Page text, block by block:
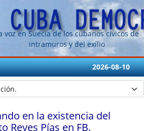
voz en Suecia de los cubanos cívicos de
intramuros y del exílio
2026-08-10
en la existencia del
Reyes Pías en FB.